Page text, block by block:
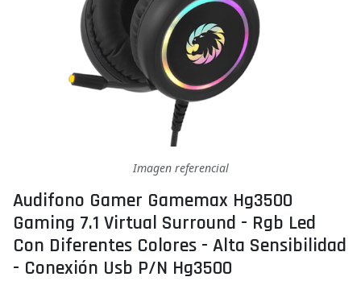
Imagen referencial
Audifono Gamer Gamemax Hg3500
Gaming 7.1 Virtual Surround - Rgb Led
Con Diferentes Colores - Alta Sensibilidad
- Conexión Usb P/n Hg3500